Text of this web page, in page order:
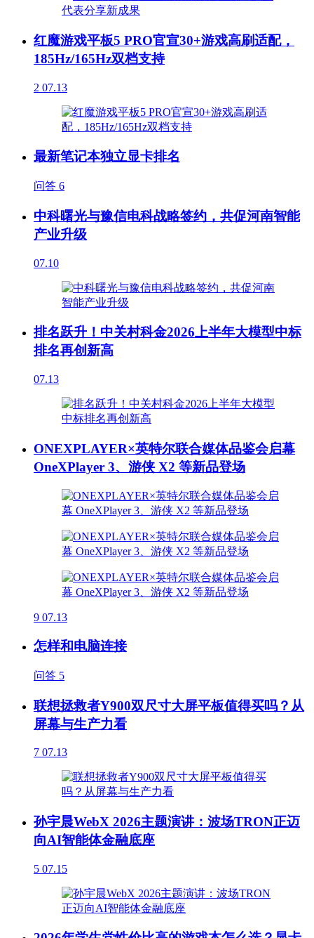
红魔游戏平板5 PRO官宣30+游戏高刷适配，
185Hz/165Hz双档支持
2 07.13
最新笔记本独立显卡排名
问答 6
中科曙光与豫信电科战略签约，共促河南智能
产业升级
07.10
排名跃升！中关村科金2026上半年大模型中标
排名再创新高
07.13
ONEXPLAYER×英特尔联合媒体品鉴会启幕
OneXPlayer 3、游侠 X2 等新品登场
9 07.13
怎样和电脑连接
问答 5
联想拯救者Y900双尺寸大屏平板值得买吗？从
屏幕与生产力看
7 07.13
孙宇晨WebX 2026主题演讲：波场TRON正迈
向AI智能体金融底座
5 07.15